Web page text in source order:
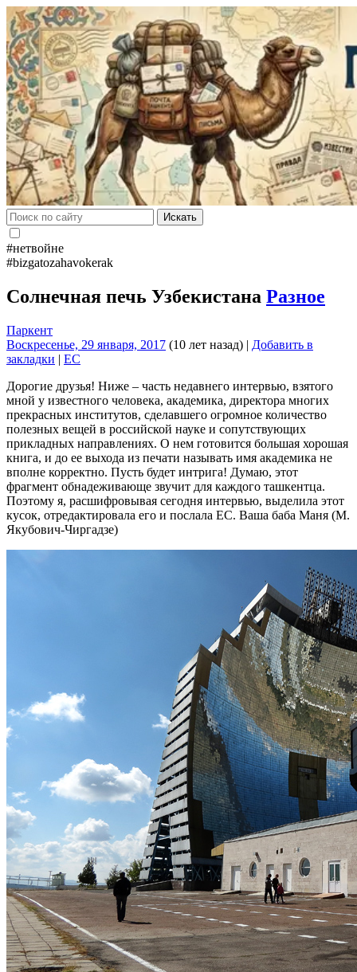
Искать
#нетвойне
#bizgatozahavokerak
Солнечная печь Узбекистана Разное
Паркент
Воскресенье, 29 января, 2017 (10 лет назад) | Добавить в
закладки | EC
Дорогие друзья! Ниже – часть недавнего интервью, взятого
мной у известного человека, академика, директора многих
прекрасных институтов, сделавшего огромное количество
полезных вещей в российской науке и сопутствующих
прикладных направлениях. О нем готовится большая хорошая
книга, и до ее выхода из печати называть имя академика не
вполне корректно. Пусть будет интрига! Думаю, этот
фрагмент обнадеживающе звучит для каждого ташкентца.
Поэтому я, расшифровывая сегодня интервью, выделила этот
кусок, отредактировала его и послала ЕС. Ваша баба Маня (М.
Якубович-Чиргадзе)